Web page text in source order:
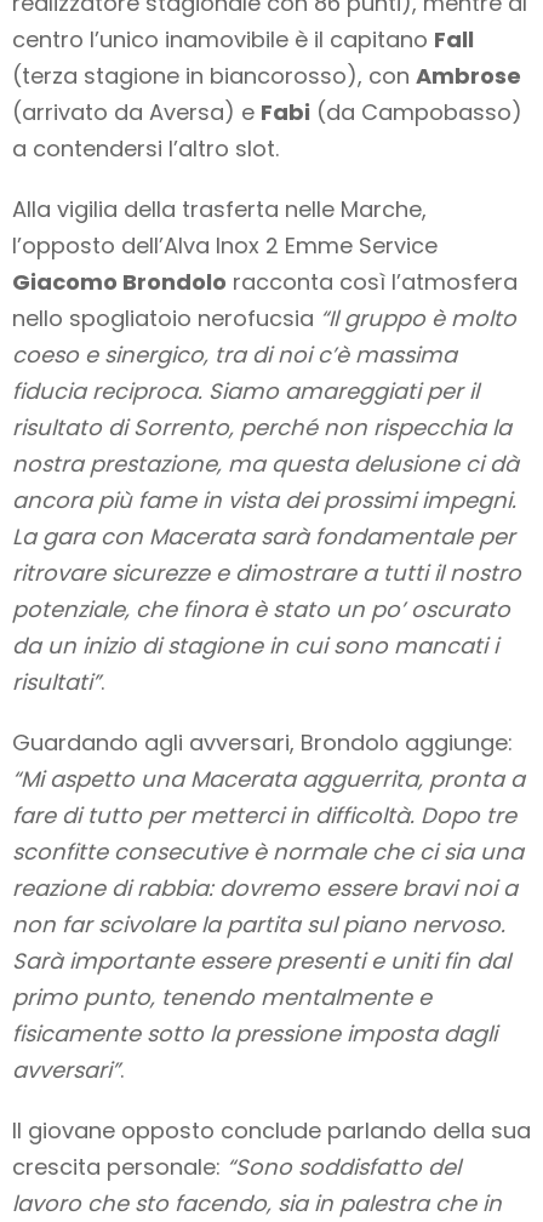
centro l’unico inamovibile è il capitano Fall
(terza stagione in biancorosso), con Ambrose
(arrivato da Aversa) e Fabi (da Campobasso)
a contendersi l’altro slot.
Alla vigilia della trasferta nelle Marche,
l’opposto dell’Alva Inox 2 Emme Service
Giacomo Brondolo racconta così l’atmosfera
nello spogliatoio nerofucsia “Il gruppo è molto
coeso e sinergico, tra di noi c’è massima
fiducia reciproca. Siamo amareggiati per il
risultato di Sorrento, perché non rispecchia la
nostra prestazione, ma questa delusione ci dà
ancora più fame in vista dei prossimi impegni.
La gara con Macerata sarà fondamentale per
ritrovare sicurezze e dimostrare a tutti il nostro
potenziale, che finora è stato un po’ oscurato
da un inizio di stagione in cui sono mancati i
risultati”.
Guardando agli avversari, Brondolo aggiunge:
“Mi aspetto una Macerata agguerrita, pronta a
fare di tutto per metterci in difficoltà. Dopo tre
sconfitte consecutive è normale che ci sia una
reazione di rabbia: dovremo essere bravi noi a
non far scivolare la partita sul piano nervoso.
Sarà importante essere presenti e uniti fin dal
primo punto, tenendo mentalmente e
fisicamente sotto la pressione imposta dagli
avversari”.
Il giovane opposto conclude parlando della sua
crescita personale: “Sono soddisfatto del
lavoro che sto facendo, sia in palestra che in